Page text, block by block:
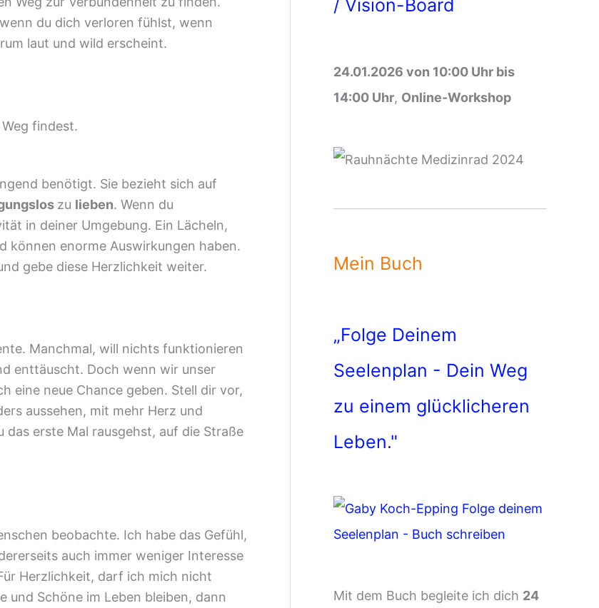
du dich verloren fühlst, wenn
laut und wild erscheint.
findest.
benötigt. Sie bezieht sich auf
zu lieben. Wenn du
in deiner Umgebung. Ein Lächeln,
können enorme Auswirkungen haben.
gebe diese Herzlichkeit weiter.
Manchmal, will nichts funktionieren
enttäuscht. Doch wenn wir unser
eine neue Chance geben. Stell dir vor,
aussehen, mit mehr Herz und
erste Mal rausgehst, auf die Straße
beobachte. Ich habe das Gefühl,
auch immer weniger Interesse
Herzlichkeit, darf ich mich nicht
Schöne im Leben bleiben, dann
/ Vision-Board
24.01.2026 von 10:00 Uhr bis
14:00 Uhr, Online-Workshop
Mein Buch
„Folge Deinem
Seelenplan - Dein Weg
zu einem glücklicheren
Leben."
Mit dem Buch begleite ich dich 24